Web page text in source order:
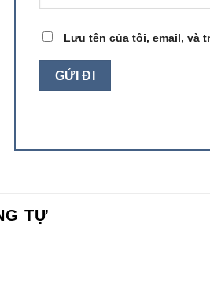
Lưu tên của tôi, email, và
TỰ